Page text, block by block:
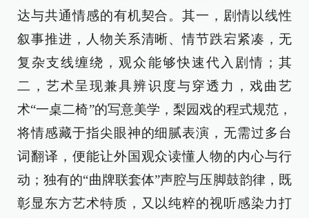
达与共通情感的有机契合。其一，剧情以线性
叙事推进，人物关系清晰、情节跌宕紧凑，无
复杂支线缠绕，观众能够快速代入剧情；其
二，艺术呈现兼具辨识度与穿透力，戏曲艺
术“一桌二椅”的写意美学，梨园戏的程式规范，
将情感藏于指尖眼神的细腻表演，无需过多台
词翻译，便能让外国观众读懂人物的内心与行
动；独有的“曲牌联套体”声腔与压脚鼓韵律，既
彰显东方艺术特质，又以纯粹的视听感染力打